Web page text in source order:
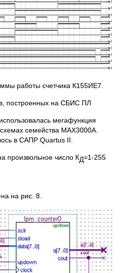
работы счетчика К155ИЕ7.
построенных на СБИС ПЛ
мегафункция
семейства MAX3000A.
в САПР Quartus II.
произвольное число КД=1-255
на рис. 8.